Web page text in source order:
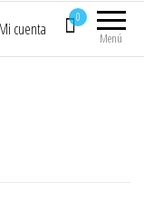
a
r
n
Menú
0
Mi cuenta